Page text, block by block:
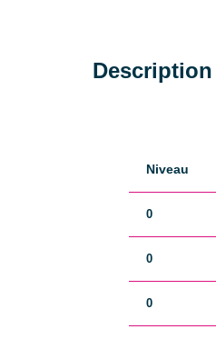
Niveau
0
0
0